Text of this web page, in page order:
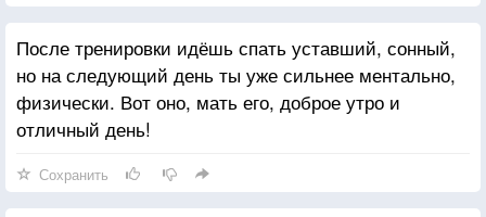
После тренировки идёшь спать уставший, сонный,
но на следующий день ты уже сильнее ментально,
физически. Вот оно, мать его, доброе утро и
отличный день!
Сохранить